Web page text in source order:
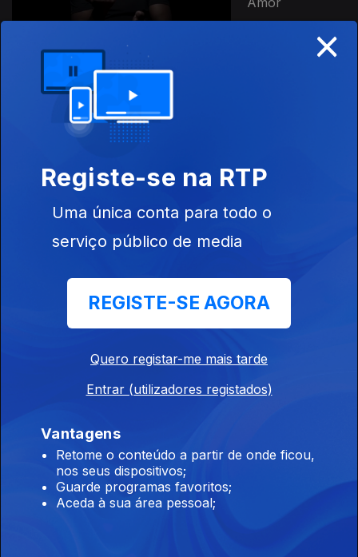
Ep. 44
Mão
09 jan. 2026
Miguel Sermão
- Kitexe, Uma
×
Registe-se na RTP
Uma única conta para todo o
serviço público de media
REGISTE-SE AGORA
Quero registar-me mais tarde
Entrar (utilizadores registados)
Vantagens
Retome o conteúdo a partir de onde ficou,
nos seus dispositivos;
Guarde programas favoritos;
Aceda à sua área pessoal;